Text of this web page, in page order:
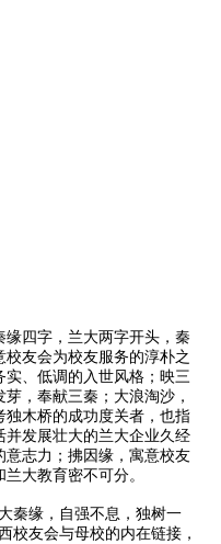
缘四字，兰大两字开头，秦
友会为校友服务的淳朴之
、低调的入世风格；映三
，奉献三秦；大浪淘沙，
木桥的成功度关者，也指
发展壮大的兰大企业久经
志力；拂因缘，寓意校友
大教育密不可分。
秦缘，自强不息，独树一
校友会与母校的内在链接，